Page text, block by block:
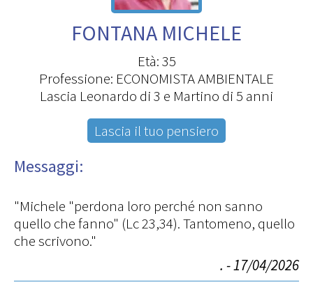
FONTANA MICHELE
Età: 35
Professione: ECONOMISTA AMBIENTALE
Lascia Leonardo di 3 e Martino di 5 anni
Lascia il tuo pensiero
Messaggi:
"Michele "perdona loro perché non sanno
quello che fanno" (Lc 23,34). Tantomeno, quello
che scrivono."
. - 17/04/2026